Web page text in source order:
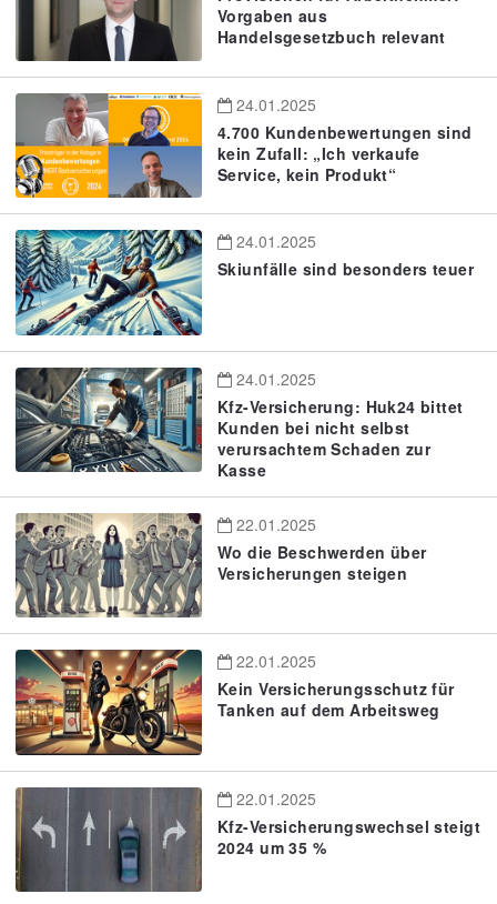
Vorgaben aus
Handelsgesetzbuch relevant
24.01.2025
4.700 Kundenbewertungen sind
kein Zufall: „Ich verkaufe
Service, kein Produkt“
24.01.2025
Skiunfälle sind besonders teuer
24.01.2025
Kfz-Versicherung: Huk24 bittet
Kunden bei nicht selbst
verursachtem Schaden zur
Kasse
22.01.2025
Wo die Beschwerden über
Versicherungen steigen
22.01.2025
Kein Versicherungsschutz für
Tanken auf dem Arbeitsweg
22.01.2025
Kfz-Versicherungswechsel steigt
2024 um 35 %